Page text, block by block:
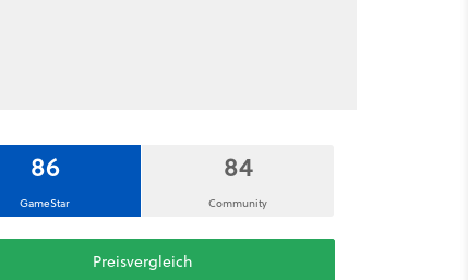
86
GameStar
84
Community
Preisvergleich